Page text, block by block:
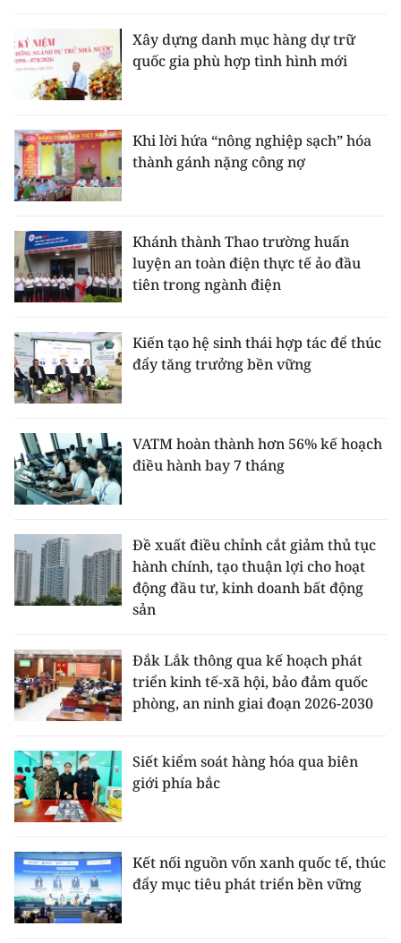
Xây dựng danh mục hàng dự trữ
quốc gia phù hợp tình hình mới
Khi lời hứa “nông nghiệp sạch” hóa
thành gánh nặng công nợ
Khánh thành Thao trường huấn
luyện an toàn điện thực tế ảo đầu
tiên trong ngành điện
Kiến tạo hệ sinh thái hợp tác để thúc
đẩy tăng trưởng bền vững
VATM hoàn thành hơn 56% kế hoạch
điều hành bay 7 tháng
Đề xuất điều chỉnh cắt giảm thủ tục
hành chính, tạo thuận lợi cho hoạt
động đầu tư, kinh doanh bất động
sản
Đắk Lắk thông qua kế hoạch phát
triển kinh tế-xã hội, bảo đảm quốc
phòng, an ninh giai đoạn 2026-2030
Siết kiểm soát hàng hóa qua biên
giới phía bắc
Kết nối nguồn vốn xanh quốc tế, thúc
đẩy mục tiêu phát triển bền vững